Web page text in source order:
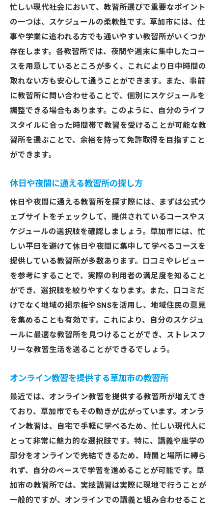
忙しい現代社会において、教習所選びで重要なポイント
の一つは、スケジュールの柔軟性です。草加市には、仕
事や学業に追われる方でも通いやすい教習所がいくつか
存在します。各教習所では、夜間や週末に集中したコー
スを用意しているところが多く、これにより日中時間の
取れない方も安心して通うことができます。また、事前
に教習所に問い合わせることで、個別にスケジュールを
調整できる場合もあります。このように、自分のライフ
スタイルに合った時間帯で教習を受けることが可能な教
習所を選ぶことで、余裕を持って免許取得を目指すこと
ができます。
休日や夜間に通える教習所の探し方
休日や夜間に通える教習所を探す際には、まずは公式ウ
ェブサイトをチェックして、提供されているコースやス
ケジュールの選択肢を確認しましょう。草加市には、忙
しい平日を避けて休日や夜間に集中して学べるコースを
提供している教習所が多数あります。口コミやレビュー
を参考にすることで、実際の利用者の満足度を知ること
ができ、選択肢を絞りやすくなります。また、口コミだ
けでなく地域の掲示板やSNSを活用し、地域住民の意見
を集めることも有効です。これにより、自分のスケジュ
ールに最適な教習所を見つけることができ、ストレスフ
リーな教習生活を送ることができるでしょう。
オンライン教習を提供する草加市の教習所
最近では、オンライン教習を提供する教習所が増えてき
ており、草加市でもその動きが広がっています。オンラ
イン教習は、自宅で手軽に学べるため、忙しい現代人に
とって非常に魅力的な選択肢です。特に、講義や座学の
部分をオンラインで完結できるため、時間と場所に縛ら
れず、自分のペースで学習を進めることが可能です。草
加市の教習所では、実技講習は実際に現地で行うことが
一般的ですが、オンラインでの講義と組み合わせること